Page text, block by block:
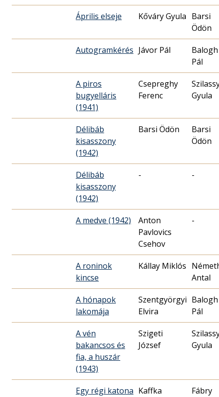
Április elseje Kőváry Gyula Barsi
Ödön
Autogramkérés Jávor Pál
Balogh
Pál
A piros
bugyelláris
(1941)
Csepreghy
Ferenc
Gyula
Délibáb
kisasszony
(1942)
Barsi Ödön
Barsi
Ödön
Délibáb
kisasszony
(1942)
- -
A medve (1942)
Anton
Pavlovics
Csehov
-
A roninok
kincse
Kállay Miklós
Antal
A hónapok
lakomája
Szentgyörgyi
Elvira
Balogh
Pál
A vén
bakancsos és
fia, a huszár
(1943)
Szigeti
József
Gyula
Egy régi katona Kaffka
Fábry